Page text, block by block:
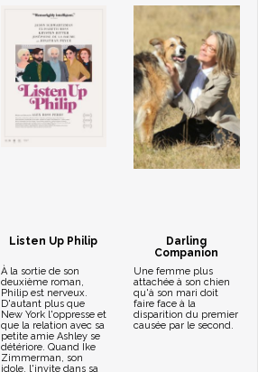
Listen Up Philip
À la sortie de son
deuxième roman,
Philip est nerveux.
D'autant plus que
New York l'oppresse et
que la relation avec sa
petite amie Ashley se
détériore. Quand Ike
Zimmerman, son
idole, l'invite dans sa
Darling
Companion
Une femme plus
attachée à son chien
qu'à son mari doit
faire face à la
disparition du premier
causée par le second.